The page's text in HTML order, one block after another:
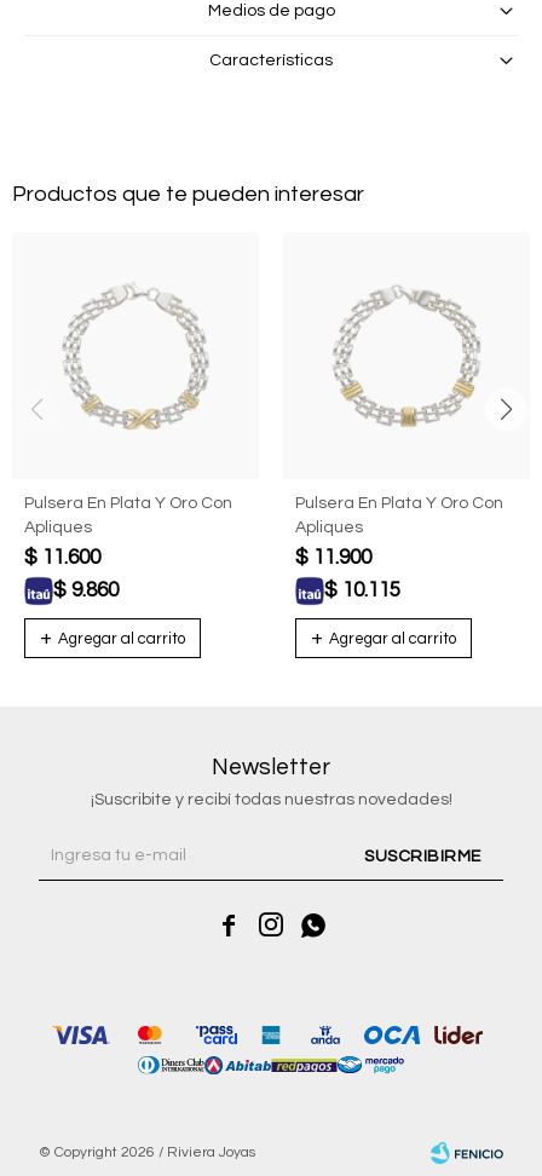
Medios de pago
Características
Productos que te pueden interesar
Pulsera En Plata Y Oro Con
Apliques
$ 11.600
$ 9.860
Pulsera En Plata Y Oro Con
Apliques
$ 11.900
$ 10.115
Newsletter
¡Suscribite y recibí todas nuestras novedades!
SUSCRIBIRME
  
© Copyright 2026 / Riviera Joyas